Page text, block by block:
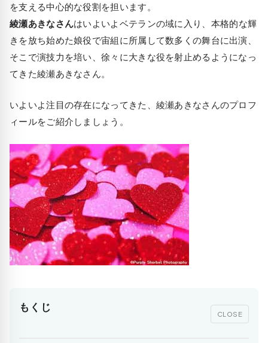
を支える中心的な役割を担います。
綾瀬あきなさんはいよいよベテランの域に入り、本格的な輝
きを放ち始めた娘役で宙組に所属して数多くの舞台に出演、
そこで演技力を培い、徐々に大きな役を射止めるようになっ
てきた綾瀬あきなさん。
いよいよ注目の存在になってきた、綾瀬あきなさんのプロフ
ィールをご紹介しましょう。
もくじ
CLOSE